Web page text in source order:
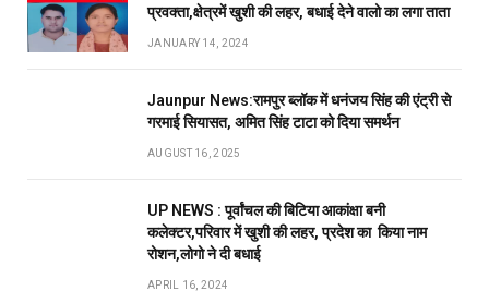
प्रवक्ता,क्षेत्रमें खुशी की लहर, बधाई देने वालो का लगा ताता
JANUARY 14, 2024
Jaunpur News:रामपुर ब्लॉक में धनंजय सिंह की एंट्री से
गरमाई सियासत, अमित सिंह टाटा को दिया समर्थन
AUGUST 16, 2025
UP NEWS : पूर्वांचल की बिटिया आकांक्षा बनी
कलेक्टर,परिवार में खुशी की लहर, प्रदेश का किया नाम
रोशन,लोगो ने दी बधाई
APRIL 16, 2024